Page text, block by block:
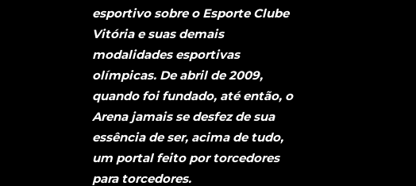
esportivo sobre o Esporte Clube
Vitória e suas demais
modalidades esportivas
olímpicas. De abril de 2009,
quando foi fundado, até então, o
Arena jamais se desfez de sua
essência de ser, acima de tudo,
um portal feito por torcedores
para torcedores.